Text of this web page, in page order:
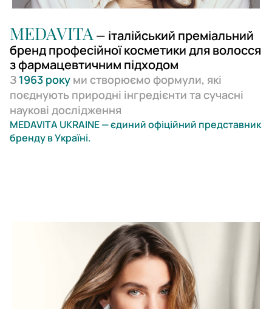
MEDAVITA — італійський преміальний
бренд професійної косметики для волосся
з фармацевтичним підходом
З 1963 року ми створюємо формули, які
поєднують природні інгредієнти та сучасні
наукові дослідження
MEDAVITA UKRAINE — єдиний офіційний представник
бренду в Україні.